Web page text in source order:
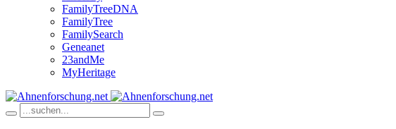
FamilyTreeDNA
FamilyTree
FamilySearch
Geneanet
23andMe
MyHeritage